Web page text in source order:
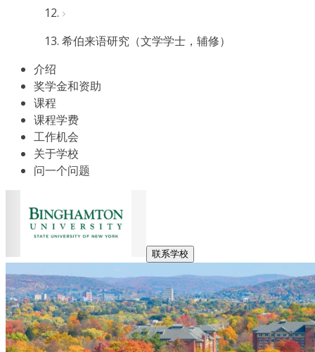
希伯来语研究（文学学士，辅修）
介绍
奖学金和资助
课程
课程学费
工作机会
关于学校
问一个问题
联系学校